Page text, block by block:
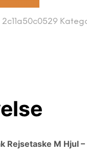
2c11a50c0529
Rejsetaske M Hjul